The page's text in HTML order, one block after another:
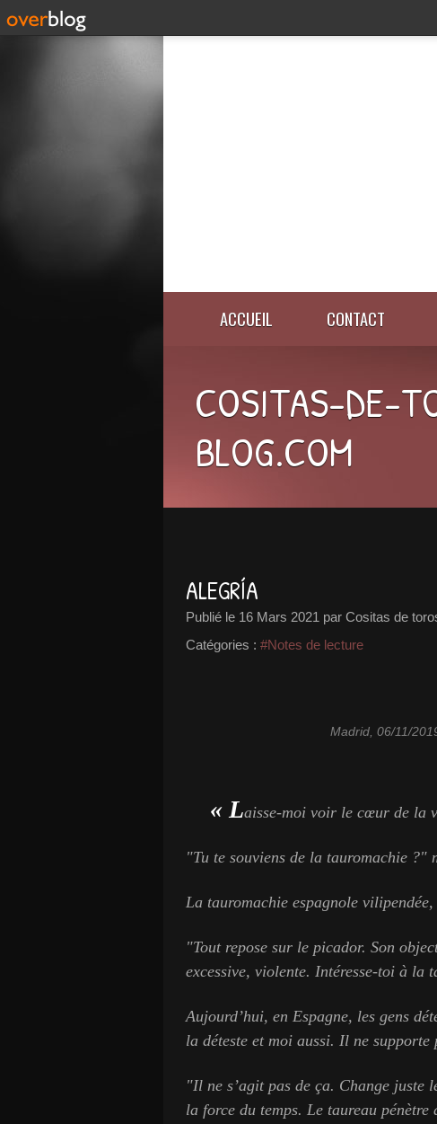
ACCUEIL CONTACT
COSITAS-DE-
BLOG.COM
ALEGRÍA
Publié le 16 Mars 2021 par Cositas de
Catégories : #Notes de lecture
Madrid, 06/11/
« Laisse-moi voir le cœur de la
"Tu te souviens de la tauromachie ?"
La tauromachie espagnole
"Tout repose sur le picador. Son
excessive, violente. Intéresse-toi à la
Aujourd’hui, en Espagne, les gens
la déteste et moi aussi. Il ne
"Il ne s’agit pas de ça. Change juste
la force du temps. Le taureau pénètre